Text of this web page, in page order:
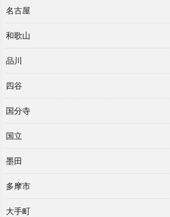
名古屋
和歌山
品川
四谷
国分寺
国立
墨田
多摩市
大手町